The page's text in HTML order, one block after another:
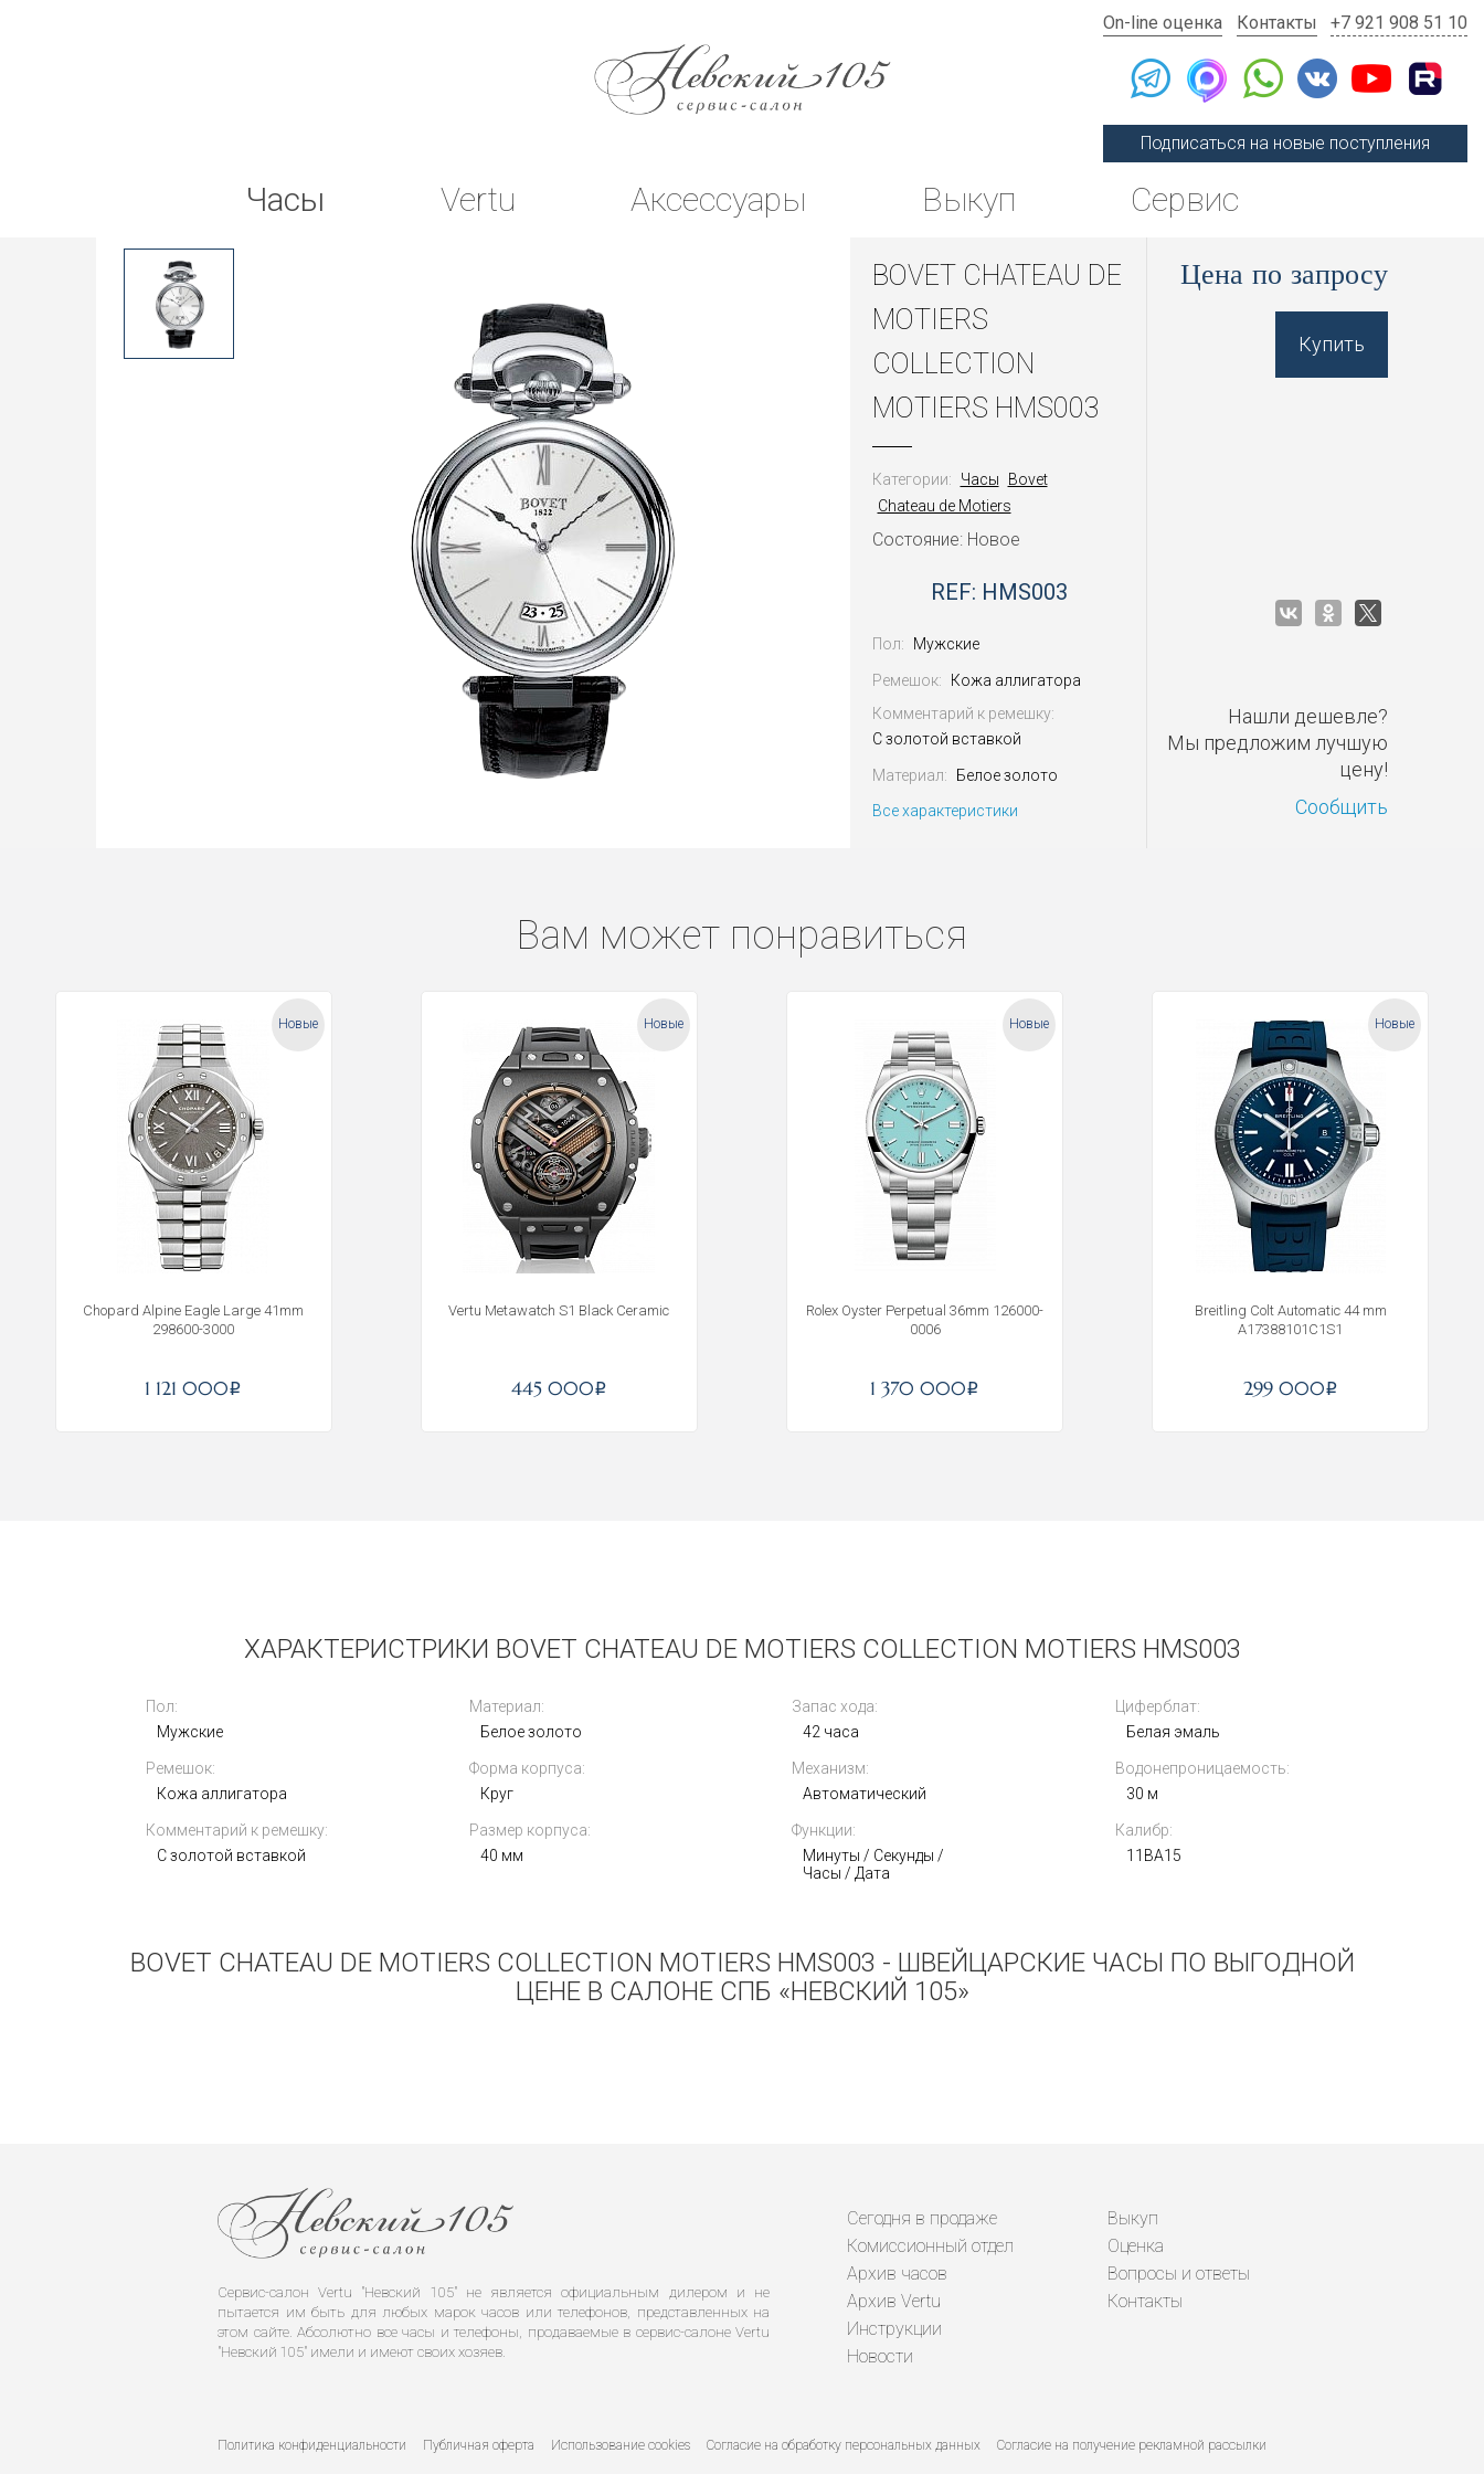
On-line оценка Контакты +7 921 908 51 10
Подписаться на новые поступления
Часы Vertu Аксессуары Выкуп Сервис
BOVET CHATEAU DE
MOTIERS
COLLECTION
MOTIERS HMS003
Категории: Часы
Bovet
Chateau de Motiers
Состояние: Новое
REF: HMS003
Пол: Мужские
Ремешок:
Кожа аллигатора
Комментарий к ремешку:
С золотой вставкой
Материал:
Белое золото
Все характеристики
Цена по запросу
Купить
Нашли дешевле?
Мы предложим лучшую
цену!
Сообщить
Вам может понравиться
Новые
Chopard Alpine Eagle Large 41mm
298600-3000
1 121 000i
Новые
Vertu Metawatch S1 Black Ceramic
445 000i
Новые
Rolex Oyster Perpetual 36mm 126000-
0006
1 370 000i
Новые
Breitling Colt Automatic 44 mm
A17388101C1S1
299 000i
Rolex Oyster Perpetual 41mm 124300-
0005
1 030 000i
ХАРАКТЕРИСТРИКИ BOVET CHATEAU DE MOTIERS COLLECTION MOTIERS HMS003
Пол:
Мужские
Ремешок:
Кожа аллигатора
Комментарий к ремешку:
С золотой вставкой
Материал:
Белое золото
Форма корпуса:
Круг
Размер корпуса:
40 мм
Запас хода:
42 часа
Механизм:
Автоматический
Функции:
Минуты / Секунды /
Часы / Дата
Циферблат:
Белая эмаль
Водонепроницаемость:
30 м
Калибр:
11BA15
BOVET CHATEAU DE MOTIERS COLLECTION MOTIERS HMS003 - ШВЕЙЦАРСКИЕ ЧАСЫ ПО ВЫГОДНОЙ
ЦЕНЕ В САЛОНЕ СПБ «НЕВСКИЙ 105»
Сервис-салон Vertu "Невский 105" не является официальным дилером и не
пытается им быть для любых марок часов или телефонов, представленных на
этом сайте. Абсолютно все часы и телефоны, продаваемые в сервис-салоне Vertu
"Невский 105" имели и имеют своих хозяев.
Сегодня в продаже
Комиссионный отдел
Архив часов
Архив Vertu
Инструкции
Новости
Выкуп
Оценка
Вопросы и ответы
Контакты
Политика конфиденциальности Публичная оферта Использование cookies Согласие на обработку персональных данных Согласие на получение рекламной рассылки